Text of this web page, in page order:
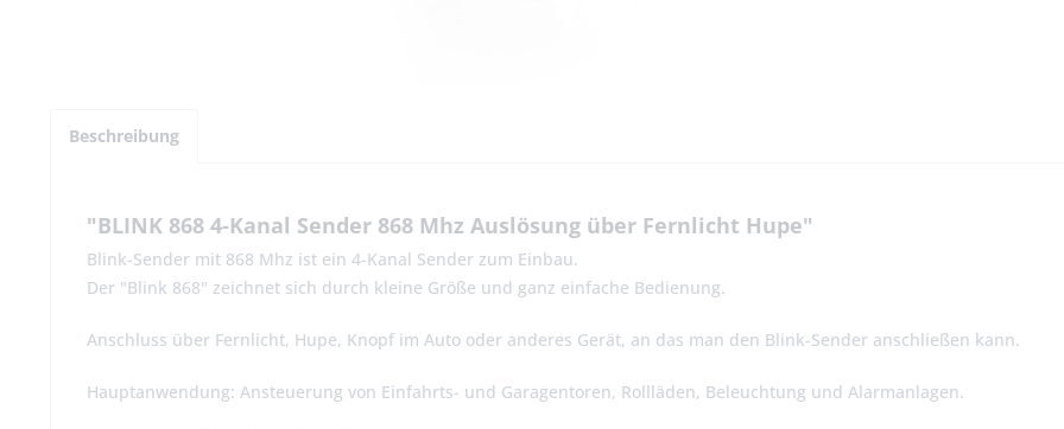
Beschreibung
"BLINK 868 4-Kanal Sender 868 Mhz Auslösung über Fernlicht Hupe"
Blink-Sender mit 868 Mhz ist ein 4-Kanal Sender zum Einbau.
Der "Blink 868" zeichnet sich durch kleine Größe und ganz einfache Bedienung.
Anschluss über Fernlicht, Hupe, Knopf im Auto oder anderes Gerät, an das man den Blink-Sender anschließen kann.
Hauptanwendung: Ansteuerung von Einfahrts- und Garagentoren, Rollläden, Beleuchtung und Alarmanlagen.